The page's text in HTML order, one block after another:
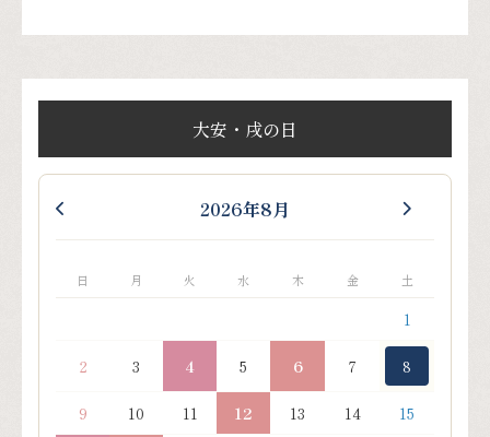
大安・戌の日
2026年8月
日 月 火 水 木 金 土
1
2 3 4 5 6 7 8
9 10 11 12 13 14
15